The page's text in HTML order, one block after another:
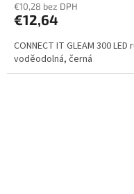
€10,28 bez DPH
€12,64
CONNECT IT GLEAM 300
voděodolná, černá